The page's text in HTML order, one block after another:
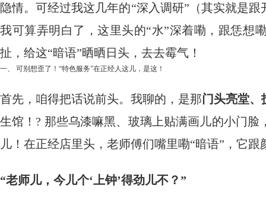
隐情。可经过我这几年的“深入调研”（其实就是
我可算弄明白了，这里头的“水”深着嘞，跟恁想
扯，给这“暗语”晒晒日头，去去霉气！
一、 可别想歪了！“特色服务”在正经人这儿，是这！
首先，咱得把话说前头。我聊的，是那门头亮堂、
生馆！? 那些乌漆嘛黑、玻璃上贴满画儿的小门
儿！在正经店里头，老师傅们嘴里嘞“暗语”，它
“老师儿，今儿个‘上钟’得劲儿不？”